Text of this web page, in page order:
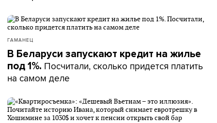
ГАМАНЕЦ
В Беларуси запускают кредит на жилье
под 1%. Посчитали, сколько придется платить
на самом деле